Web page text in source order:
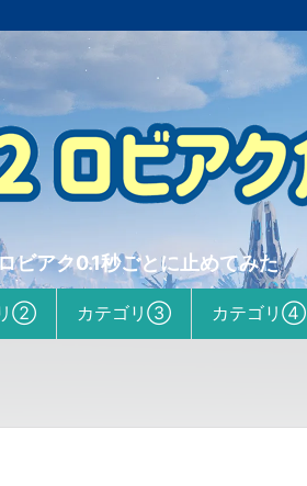
ビアク0.1秒ごとに止めてみた
リ② カテゴリ③ カテゴリ④